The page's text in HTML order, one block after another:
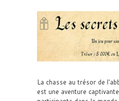
La chasse au trésor de
est une aventure